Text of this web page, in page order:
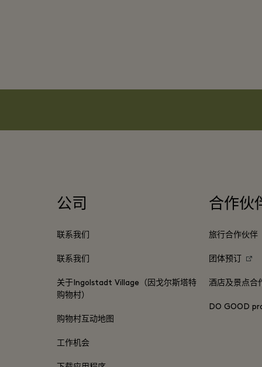
公司
联系我们
联系我们
关于Ingolstadt Village（因戈尔斯塔特
购物村）
购物村互动地图
工作机会
合作伙
旅行合作伙伴
团体预订
酒店及景点合
DO GOOD